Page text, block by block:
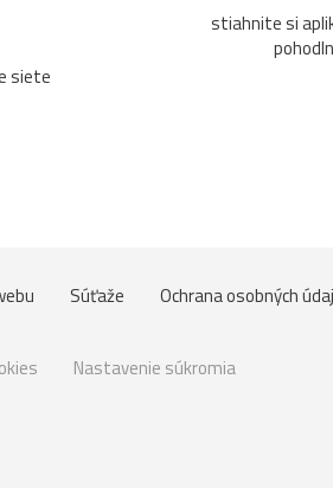
siete
stiahnite si
Súťaže Ochrana osobných
Nastavenie súkromia